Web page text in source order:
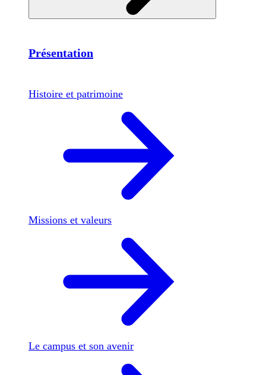
Présentation
Histoire et patrimoine
Missions et valeurs
Le campus et son avenir